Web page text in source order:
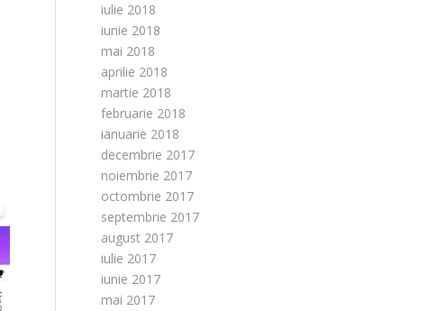
iulie 2018
iunie 2018
mai 2018
aprilie 2018
martie 2018
februarie 2018
ianuarie 2018
decembrie 2017
noiembrie 2017
octombrie 2017
septembrie 2017
august 2017
iulie 2017
iunie 2017
mai 2017